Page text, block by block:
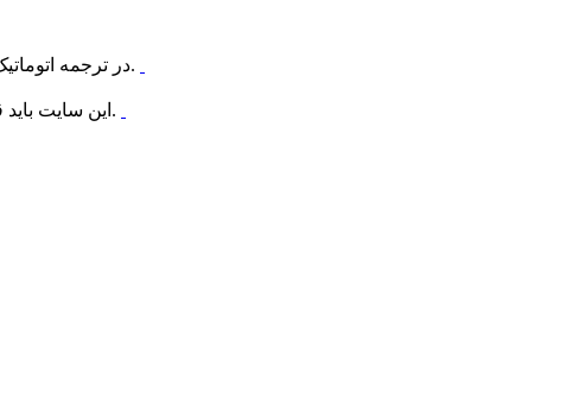
در ترجمه اتوماتیک هر اشتباه املایی مفهوم جمله را کاملا اشتباه میکند. در حال حاظر ما از ترجمه دفتر مهمان با ترجمه مترجم خودداری میکنیم.
این سایت باید قوانین دولت المان و قوانین بین المللی را رعایت کند. نوشته هایی که باعث رنجش فرد یا گروه باشد ممنوع و فوری پاک میشود.